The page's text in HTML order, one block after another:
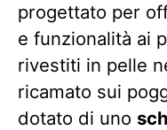
progettato per
e funzionalità ai
rivestiti in pelle
ricamato sui
dotato di uno